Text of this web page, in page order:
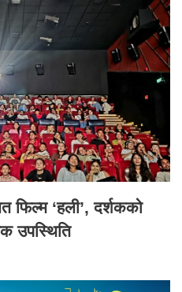
फिल्म ‘हली’, दर्शकको
उपस्थिति